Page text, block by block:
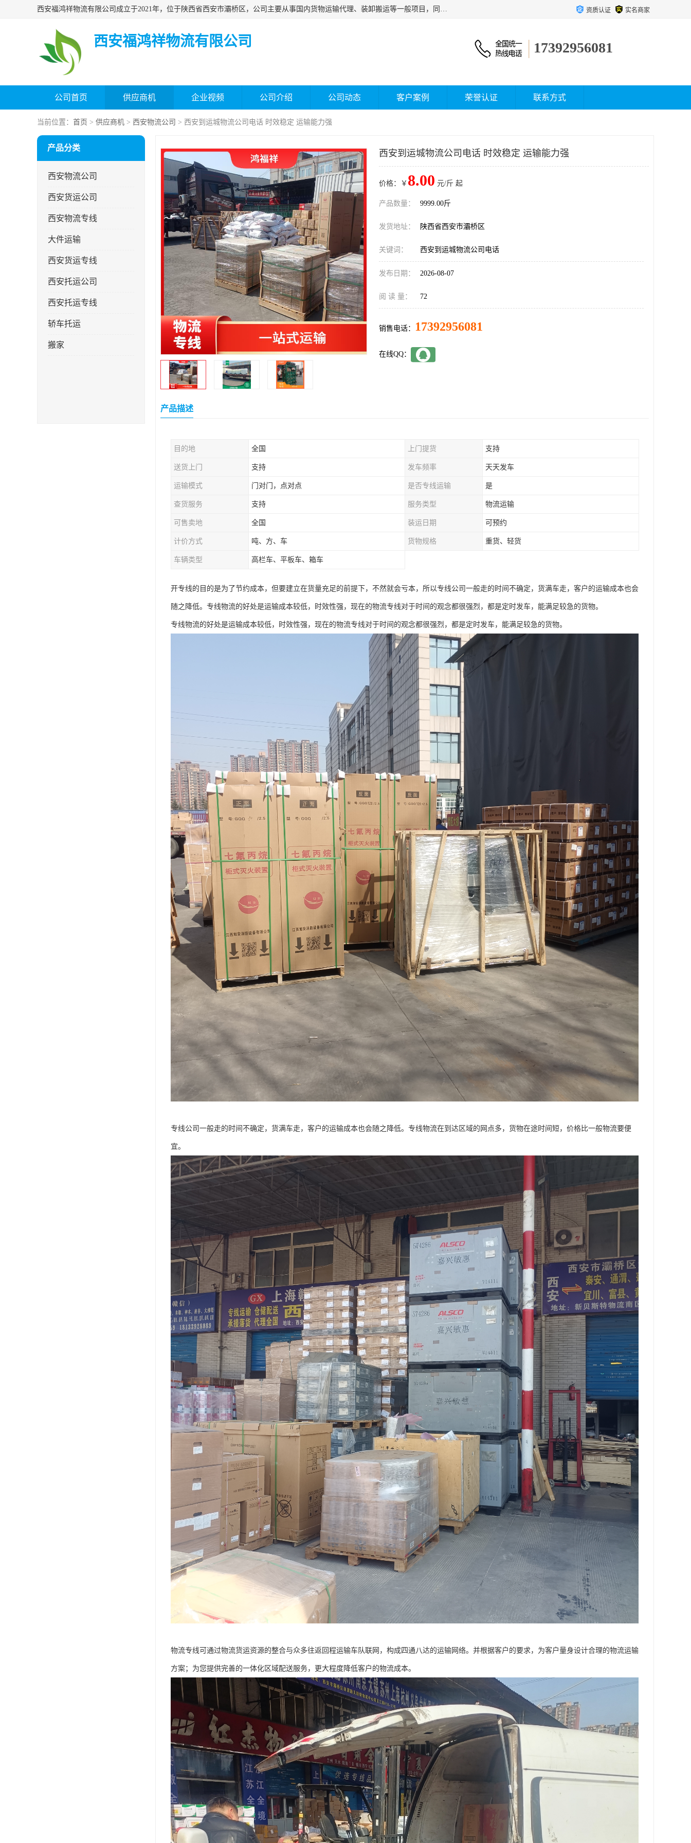
西安福鸿祥物流有限公司成立于2021年，位于陕西省西安市灞桥区，公司主要从事国内货物运输代理、装卸搬运等一般项目，同时具备道路货物运输（不含危险货物）的许可资质。凭借专业的物流服务和*的运输能力，公司致力于为客户提供安全、可靠的物流解决方案，满足多样化的运输需求，助力企业*运营。 资质认证 实名商家
西安福鸿祥物流有限公司 17392956081
公司首页 供应商机 企业视频 公司介绍 公司动态 客户案例 荣誉认证 联系方式
当前位置： 首页 > 供应商机 > 西安物流公司 > 西安到运城物流公司电话 时效稳定 运输能力强
产品分类
西安物流公司
西安货运公司
西安物流专线
大件运输
西安货运专线
西安托运公司
西安托运专线
轿车托运
搬家
西安到运城物流公司电话 时效稳定 运输能力强
价格：￥ 8.00 元/斤 起
产品数量： 9999.00斤
发货地址： 陕西省西安市灞桥区
关键词： 西安到运城物流公司电话
发布日期： 2026-08-07
阅 读 量： 72
销售电话： 17392956081
在线QQ：
产品描述
目的地 全国 上门提货 支持
送货上门 支持 发车频率 天天发车
运输模式 门对门，点对点 是否专线运输 是
查货服务 支持 服务类型 物流运输
可售卖地 全国 装运日期 可预约
计价方式 吨、方、车 货物规格 重货、轻货
车辆类型 高栏车、平板车、箱车
开专线的目的是为了节约成本，但要建立在货量充足的前提下，不然就会亏本，所以专线公司一般走的时间不确定，货满车走，客户的运输成本也会
随之降低。专线物流的好处是运输成本较低，时效性强，现在的物流专线对于时间的观念都很强烈，都是定时发车，能满足较急的货物。
专线物流的好处是运输成本较低，时效性强，现在的物流专线对于时间的观念都很强烈，都是定时发车，能满足较急的货物。
专线公司一般走的时间不确定，货满车走，客户的运输成本也会随之降低。专线物流在到达区域的网点多，货物在途时间短，价格比一般物流要便
宜。
物流专线可通过物流货运资源的整合与众多往返回程运输车队联网，构成四通八达的运输网络。并根据客户的要求，为客户量身设计合理的物流运输
方案；为您提供完善的一体化区域配送服务，更大程度降低客户的物流成本。